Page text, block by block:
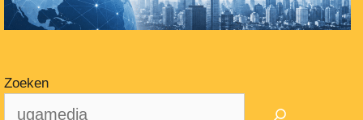
Zoeken